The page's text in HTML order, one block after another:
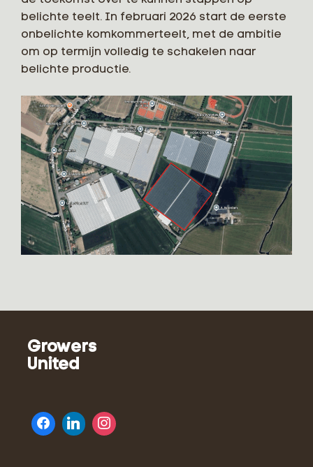
belichte teelt. In februari 2026 start de eerste
onbelichte komkommerteelt, met de ambitie
om op termijn volledig te schakelen naar
belichte productie.
Growers
United